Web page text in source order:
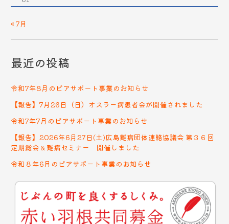
« 7月
最近の投稿
令和7年8月のピアサポート事業のお知らせ
【報告】7月26日（日）オスラー病患者会が開催されました
令和7年7月のピアサポート事業のお知らせ
【報告】2026年6月27日(土)広島難病団体連絡協議会 第３６回
定期総会＆難病セミナー 開催しました
令和８年6月のピアサポート事業のお知らせ